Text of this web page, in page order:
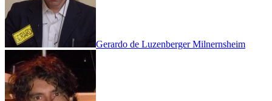
Gerardo de Luzenberger Milnernsheim